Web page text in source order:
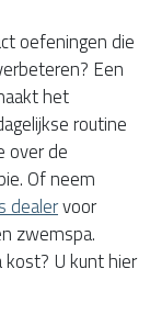
oefeningen die
Een
het
routine
over de
Of neem
dealervoor
zwemspa.
U kunt hier